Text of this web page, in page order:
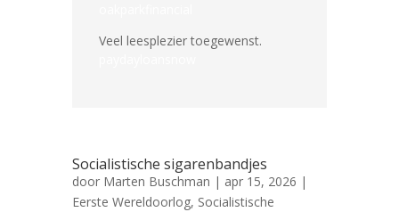
Veel leesplezier toegewenst.
Socialistische sigarenbandjes
door Marten Buschman | apr 15, 2026 |
Eerste Wereldoorlog, Socialistische